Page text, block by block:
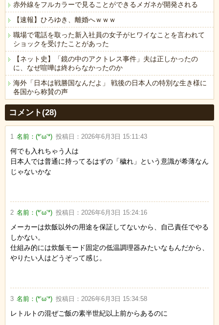
赤外線をフルカラーで見ることができるメガネが開発される
【速報】ひろゆき、離婚へｗｗｗ
職場で電話を取った新入社員の女子がヒワイなことを言われて
ショックを受けたことがあった
【ネット史】「鏡の中のアクトレス事件」夫は正しかったの
に、なぜ喧嘩は終わらなかったのか
海外「日本は戦勝国なんだよ」 戦後の日本人の特別な生き様に
各国から称賛の声
Powered by livedoor 相互RSS
コメント(28)
1 名前：(*‘ω‘*) 投稿日： 2026年6月3日 15:11:43
何でも入れちゃう人は
日本人では普通に持ってるはずの「穢れ」という意識が希薄なん
じゃないかな
2 名前：(*‘ω‘*) 投稿日： 2026年6月3日 15:24:16
メーカーは炊飯以外の用途を保証してないから、自己責任でやる
しかない。
仕組み的には炊飯モード固定の低温調理器みたいなもんだから、
やりたい人はどうぞって感じ。
3 名前：(*‘ω‘*) 投稿日： 2026年6月3日 15:34:58
レトルトの混ぜご飯の素半世紀以上前からあるのに